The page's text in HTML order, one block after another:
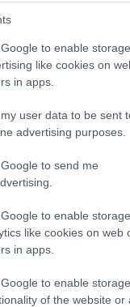
to enable storage
like cookies on
in apps.
user data to be sent
advertising purposes.
to send me
to enable storage
like cookies on web
in apps.
to enable storage
of the website or
αλλά και όταν